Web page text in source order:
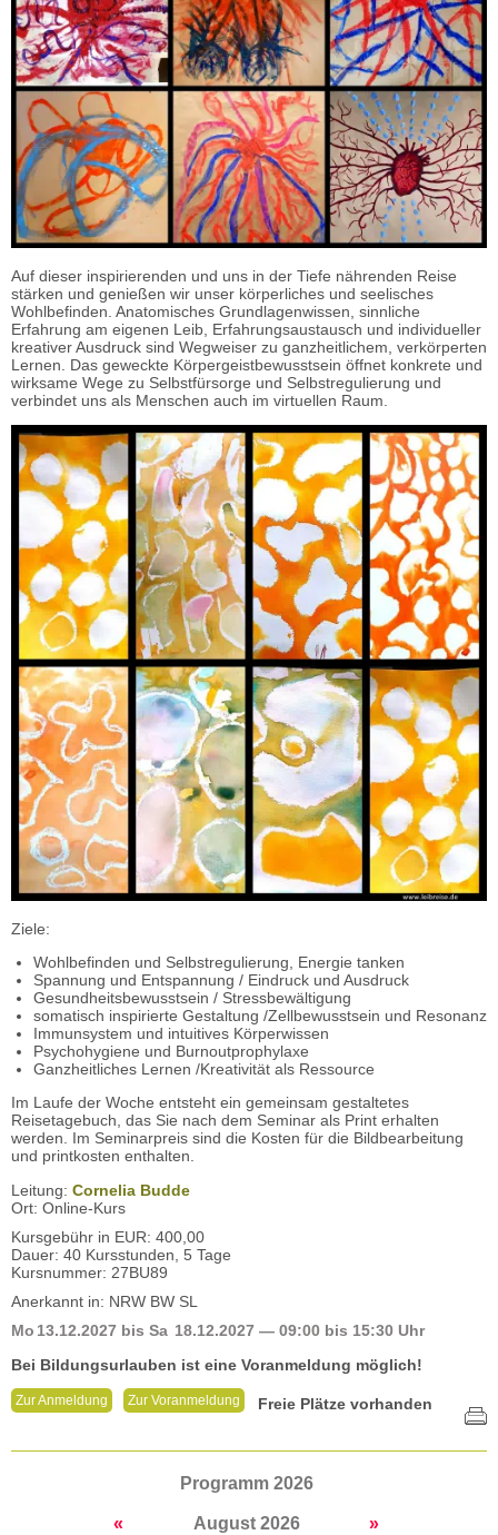
Auf dieser inspirierenden und uns in der Tiefe nährenden Reise
stärken und genießen wir unser körperliches und seelisches
Wohlbefinden. Anatomisches Grundlagenwissen, sinnliche
Erfahrung am eigenen Leib, Erfahrungsaustausch und individueller
kreativer Ausdruck sind Wegweiser zu ganzheitlichem, verkörperten
Lernen. Das geweckte Körpergeistbewusstsein öffnet konkrete und
wirksame Wege zu Selbstfürsorge und Selbstregulierung und
verbindet uns als Menschen auch im virtuellen Raum.
Ziele:
Wohlbefinden und Selbstregulierung, Energie tanken
Spannung und Entspannung / Eindruck und Ausdruck
Gesundheitsbewusstsein / Stressbewältigung
somatisch inspirierte Gestaltung /Zellbewusstsein und Resonanz
Immunsystem und intuitives Körperwissen
Psychohygiene und Burnoutprophylaxe
Ganzheitliches Lernen /Kreativität als Ressource
Im Laufe der Woche entsteht ein gemeinsam gestaltetes
Reisetagebuch, das Sie nach dem Seminar als Print erhalten
werden. Im Seminarpreis sind die Kosten für die Bildbearbeitung
und printkosten enthalten.
Leitung: Cornelia Budde
Ort: Online-Kurs
Kursgebühr in EUR: 400,00
Dauer: 40 Kursstunden, 5 Tage
Kursnummer: 27BU89
Anerkannt in: NRW BW SL
Mo 13.12.2027 bis Sa 18.12.2027 — 09:00 bis 15:30 Uhr
Bei Bildungsurlauben ist eine Voranmeldung möglich!
Zur Anmeldung Zur Voranmeldung Freie Plätze vorhanden
Programm 2026
« August 2026 »